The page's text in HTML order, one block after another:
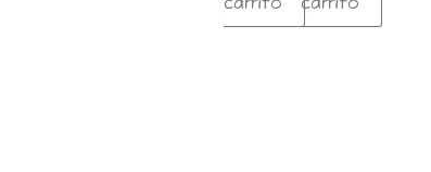
carrito
carrito